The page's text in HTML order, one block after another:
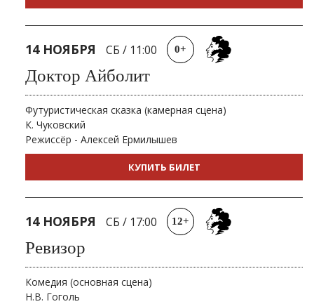
14 НОЯБРЯ СБ / 11:00 0+
Доктор Айболит
Футуристическая сказка (камерная сцена)
К. Чуковский
Режиссёр - Алексей Ермилышев
КУПИТЬ БИЛЕТ
14 НОЯБРЯ СБ / 17:00 12+
Ревизор
Комедия (основная сцена)
Н.В. Гоголь